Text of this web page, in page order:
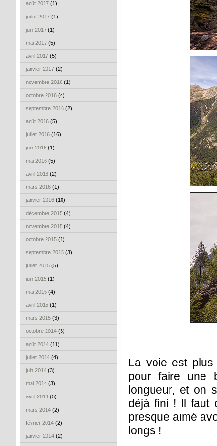
août 2017 (1)
juillet 2017 (1)
juin 2017 (1)
mai 2017 (5)
avril 2017 (5)
janvier 2017 (2)
novembre 2016 (1)
octobre 2016 (4)
septembre 2016 (2)
août 2016 (5)
juillet 2016 (16)
juin 2016 (1)
mai 2016 (5)
avril 2016 (2)
mars 2016 (1)
janvier 2016 (10)
décembre 2015 (4)
novembre 2015 (4)
octobre 2015 (1)
septembre 2015 (3)
juillet 2015 (5)
juin 2015 (1)
mai 2015 (4)
avril 2015 (1)
mars 2015 (3)
octobre 2014 (3)
août 2014 (11)
juillet 2014 (4)
juin 2014 (3)
mai 2014 (3)
avril 2014 (5)
mars 2014 (2)
février 2014 (2)
janvier 2014 (2)
La voie est
pour faire une
longueur, et on
déjà fini ! Il faut
presque aimé
longs !